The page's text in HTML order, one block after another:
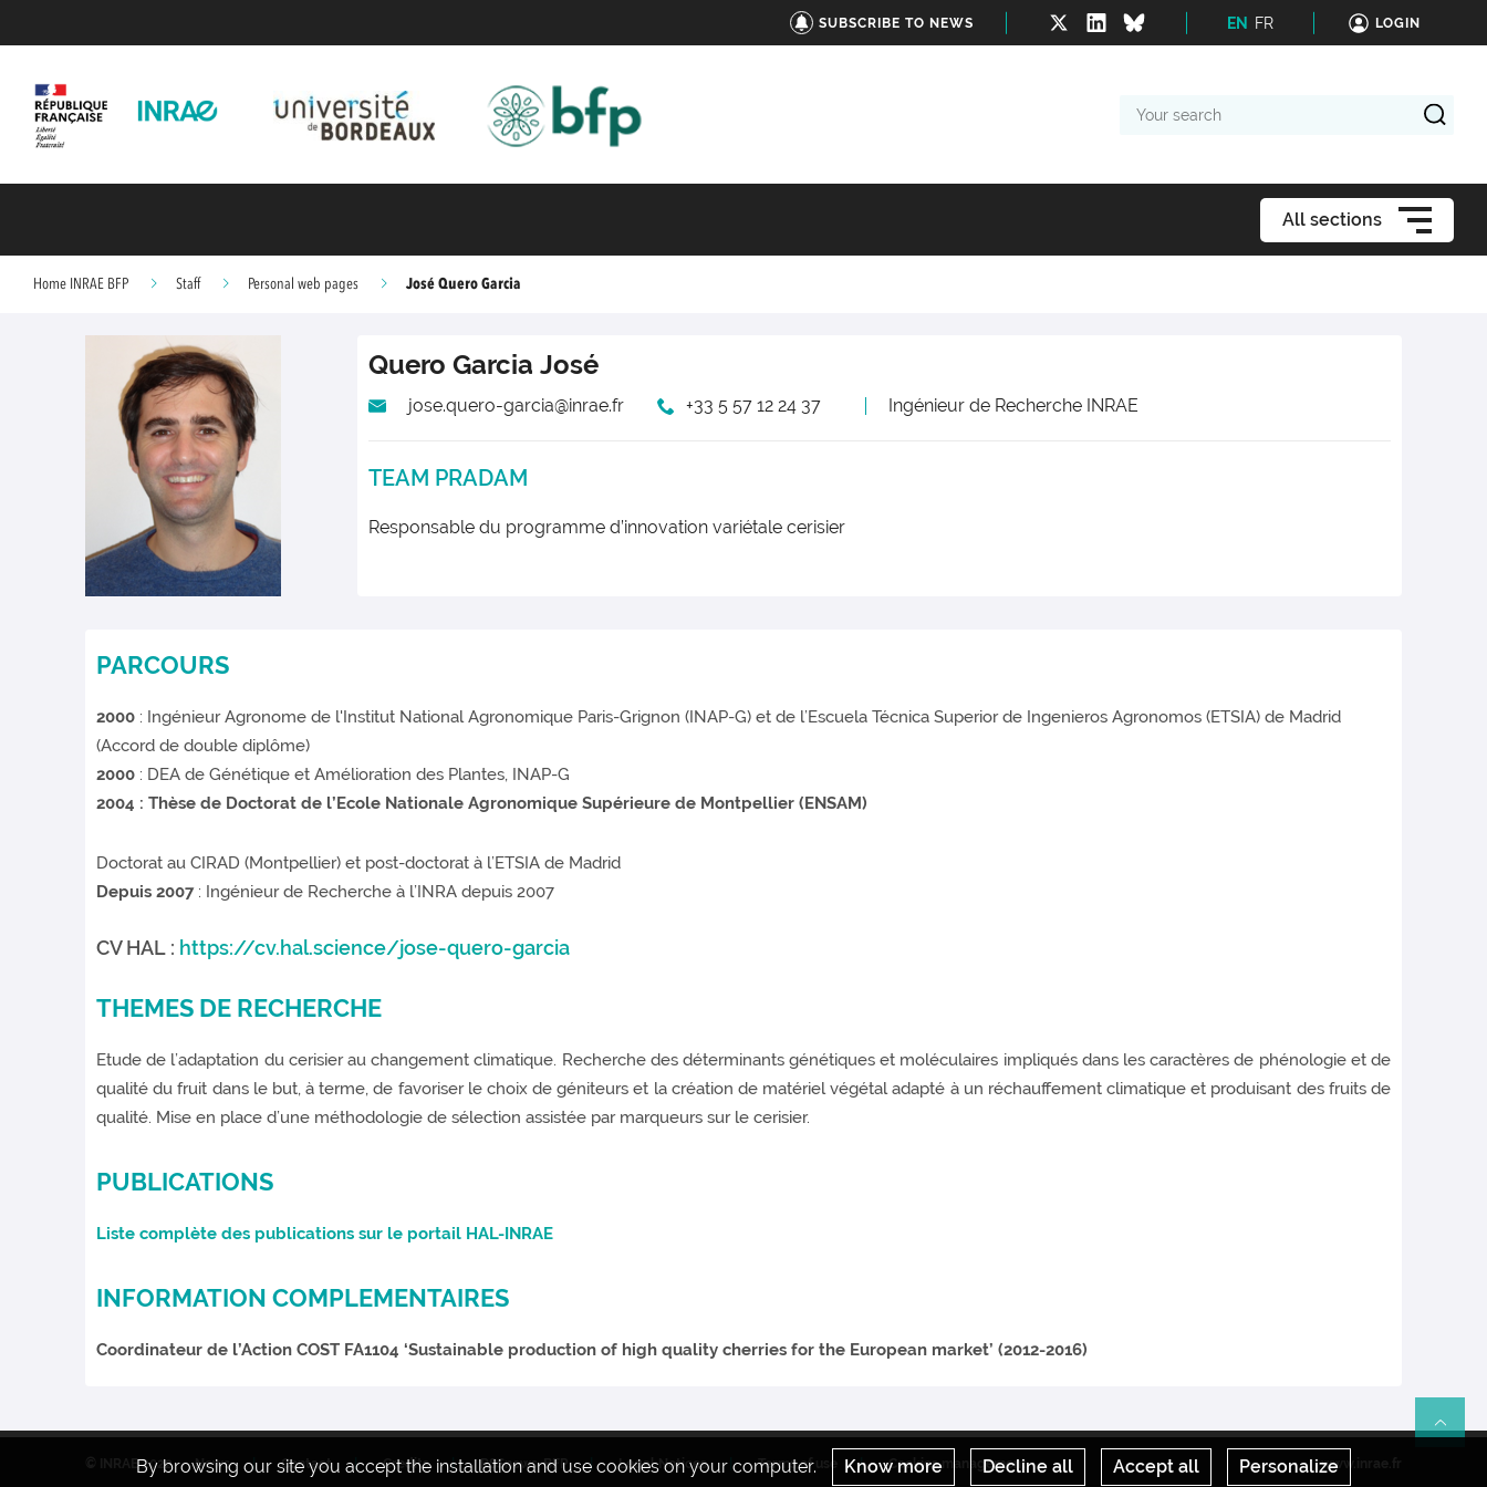
SUBSCRIBE TO NEWS EN FR LOGIN
search
All sections
Home INRAE BFP Staff Personal web pages José Quero Garcia
Quero Garcia José
jose.quero-garcia@inrae.fr +33 5 57 12 24 37 Ingénieur de Recherche INRAE
TEAM PRADAM
Responsable du programme d’innovation variétale cerisier
PARCOURS
2000 : Ingénieur Agronome de l'Institut National Agronomique Paris-Grignon (INAP-G) et de l’Escuela Técnica Superior de Ingenieros Agronomos (ETSIA) de Madrid
(Accord de double diplôme)
2000 : DEA de Génétique et Amélioration des Plantes, INAP-G
2004 : Thèse de Doctorat de l’Ecole Nationale Agronomique Supérieure de Montpellier (ENSAM)
Doctorat au CIRAD (Montpellier) et post-doctorat à l’ETSIA de Madrid
Depuis 2007 : Ingénieur de Recherche à l’INRA depuis 2007
CV HAL : https://cv.hal.science/jose-quero-garcia
THEMES DE RECHERCHE
Etude de l’adaptation du cerisier au changement climatique. Recherche des déterminants génétiques et moléculaires impliqués dans les caractères de phénologie et de
qualité du fruit dans le but, à terme, de favoriser le choix de géniteurs et la création de matériel végétal adapté à un réchauffement climatique et produisant des fruits de
qualité. Mise en place d’une méthodologie de sélection assistée par marqueurs sur le cerisier.
PUBLICATIONS
Liste complète des publications sur le portail HAL-INRAE
INFORMATION COMPLEMENTAIRES
Coordinateur de l’Action COST FA1104 ‘Sustainable production of high quality cherries for the European market’ (2012-2016)
By browsing our site you accept the installation and use cookies on your computer. Know more Decline all Accept all Personalize
© INRAE 2022 News Contact Credits RSSnews-BFP Legal Notices Terms of use Cookies management www.inrae.fr